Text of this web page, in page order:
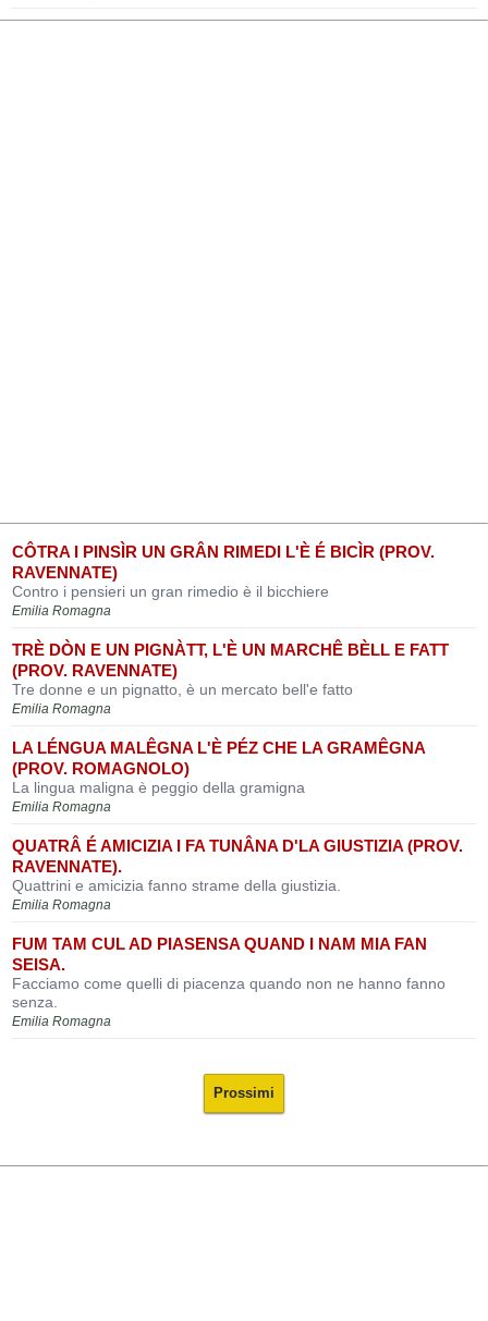
CÔTRA I PINSÌR UN GRÂN RIMEDI L'È É BICÌR (PROV.
RAVENNATE)
Contro i pensieri un gran rimedio è il bicchiere
Emilia Romagna
TRÈ DÒN E UN PIGNÀTT, L'È UN MARCHÊ BÈLL E FATT
(PROV. RAVENNATE)
Tre donne e un pignatto, è un mercato bell'e fatto
Emilia Romagna
LA LÉNGUA MALÊGNA L'È PÉZ CHE LA GRAMÊGNA
(PROV. ROMAGNOLO)
La lingua maligna è peggio della gramigna
Emilia Romagna
QUATRÂ É AMICIZIA I FA TUNÂNA D'LA GIUSTIZIA (PROV.
RAVENNATE).
Quattrini e amicizia fanno strame della giustizia.
Emilia Romagna
FUM TAM CUL AD PIASENSA QUAND I NAM MIA FAN
SEISA.
Facciamo come quelli di piacenza quando non ne hanno fanno
senza.
Emilia Romagna
Prossimi